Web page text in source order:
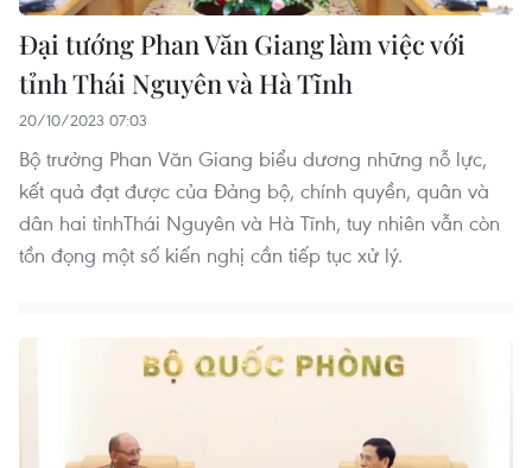
Đại tướng Phan Văn Giang làm việc với
tỉnh Thái Nguyên và Hà Tĩnh
20/10/2023 07:03
Bộ trưởng Phan Văn Giang biểu dương những nỗ lực,
kết quả đạt được của Đảng bộ, chính quyền, quân và
dân hai tỉnhThái Nguyên và Hà Tĩnh, tuy nhiên vẫn còn
tồn đọng một số kiến nghị cần tiếp tục xử lý.